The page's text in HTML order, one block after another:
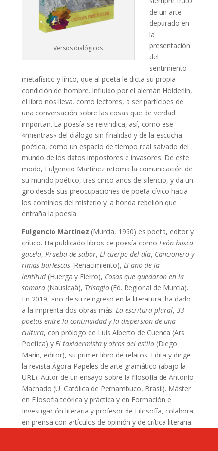
Versos dialógicos
de un arte
depurado en
la
presentación
del
sentimiento
metafísico y lírico, que al poeta le dicta su propia
condición de hombre. Influido por el alemán Hölderlin,
el libro nos lleva, como lectores, a ser partícipes de
una conversación sobre las cosas que de verdad
importan. La poesía se reivindica, así, como ese
«mientras» del diálogo sin finalidad y de la escucha
poética, como un espacio de tiempo real salvado del
mundo de los datos impostores e invasores. De este
modo, Fulgencio Martínez retoma la comunicación de
su mundo poético, tras cinco años de silencio, y da un
giro desde sus preocupaciones de poeta cívico hacia
los dominios del misterio y la honda rebelión que
entraña la poesía.
Fulgencio Martínez (Murcia, 1960) es poeta, editor y
crítico. Ha publicado libros de poesía como León busca
gacela, Prueba de sabor, El cuerpo del día, Cancionero y
rimas burlescas(Renacimiento), El año de la
lentitud (Huerga y Fierro), Cosas que quedaron en la
sombra(Nausícaä), Trisagio(Ed. Regional de Murcia).
En 2019, año de su reingreso en la literatura, ha dado
a la imprenta dos obras más: La escritura plural, 33
poetas entre la continuidad y la dispersión de una
cultura, con prólogo de Luis Alberto de Cuenca (Ars
Poetica) y El taxidermista y otros del estilo(Diego
Marín, editor), su primer libro de relatos. Edita y dirige
la revista Ágora-Papeles de arte gramático (abajo la
URL). Autor de un ensayo sobre la filosofía de Antonio
Machado (U. Católica de Pernambuco, Brasil). Máster
en Filosofía teórica y práctica y en Formación e
Investigación literaria y profesor de Filosofía, colabora
en prensa con artículos de opinión y de crítica literaria.